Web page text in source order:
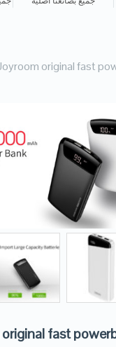
original fast
fast